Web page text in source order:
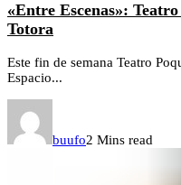
«Entre Escenas»:
Totora
Este fin de semana Teatro
Espacio...
buufo2 Mins read